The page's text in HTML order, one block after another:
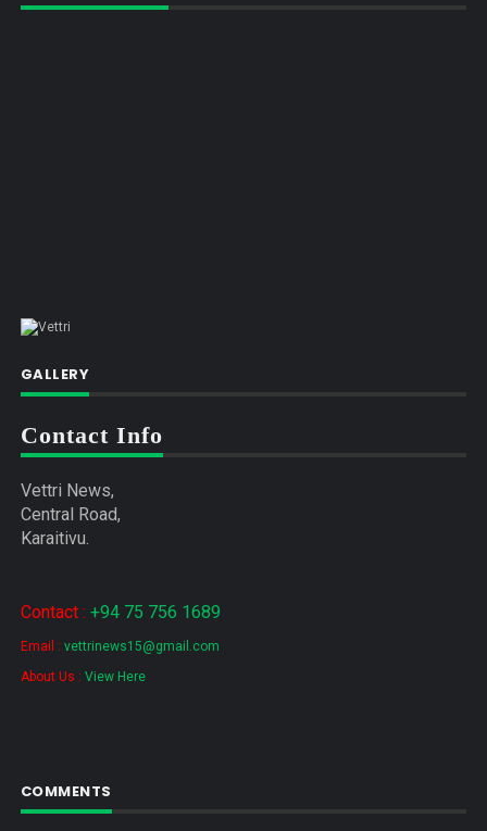
GALLERY
Contact Info
Vettri News,
Central Road,
Karaitivu.
Contact : +94 75 756 1689
Email : vettrinews15@gmail.com
About Us : View Here
COMMENTS